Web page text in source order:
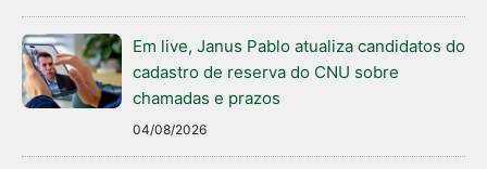
Em live, Janus Pablo atualiza candidatos do
cadastro de reserva do CNU sobre
chamadas e prazos
04/08/2026